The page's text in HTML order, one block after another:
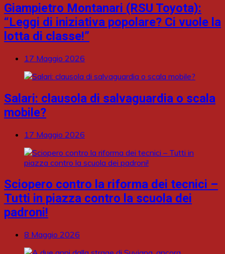
Giampietro Montanari (RSU Toyota):
“Leggi di iniziativa popolare? Ci vuole la
lotta di classe!”
17 Maggio 2026
Salari: clausola di salvaguardia o scala
mobile?
17 Maggio 2026
Sciopero contro la riforma dei tecnici –
Tutti in piazza contro la scuola dei
padroni!
8 Maggio 2026